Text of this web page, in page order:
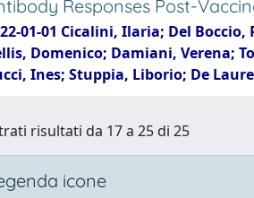
Responses Post-
01-01 Cicalini, Ilaria; Del
Domenico; Damiani, Verena;
Ines; Stuppia, Liborio; De
risultati da 17 a 25 di 25
icone